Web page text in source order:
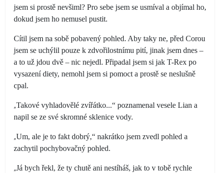
jsem si prostě nevšiml? Pro sebe jsem se usmíval a objímal ho,
dokud jsem ho nemusel pustit.
Cítil jsem na sobě pobavený pohled. Aby taky ne, před Corou
jsem se uchýlil pouze k zdvořilostnímu pití, jinak jsem dnes –
a to už jdou dvě – nic nejedl. Připadal jsem si jak T-Rex po
vysazení diety, nemohl jsem si pomoct a prostě se neslušně
cpal.
„Takové vyhladovělé zvířátko...“ poznamenal vesele Lian a
napil se ze své skromné sklenice vody.
„Um, ale je to fakt dobrý,“ nakrátko jsem zvedl pohled a
zachytil pochybovačný pohled.
„Já bych řekl, že ty chutě ani nestíháš, jak to v tobě rychle